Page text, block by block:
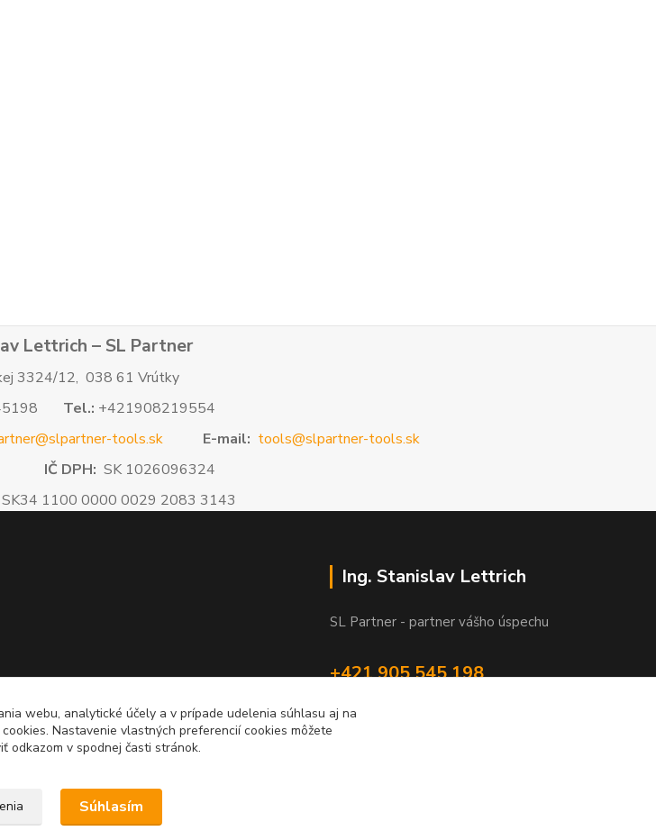
Lettrich – SL Partner
3324/12, 038 61 Vrútky
Tel.: +421908219554
tools.sk E-mail: tools@slpartner-tools.sk
IČ DPH: SK 1026096324
SK34 1100 0000 0029 2083 3143
Ing. Stanislav Lettrich
SL Partner - partner vášho úspechu
+421 905 545 198
webu, analytické účely a v prípade udelenia súhlasu aj na
Nastavenie vlastných preferencií cookies môžete
odkazom v spodnej časti stránok.
Súhlasím